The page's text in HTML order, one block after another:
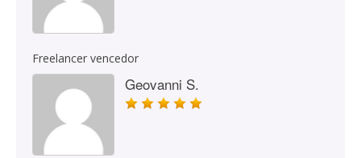
Freelancer vencedor
Geovanni S.